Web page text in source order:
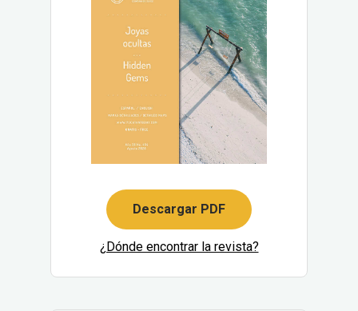
Descargar PDF
¿Dónde encontrar la revista?